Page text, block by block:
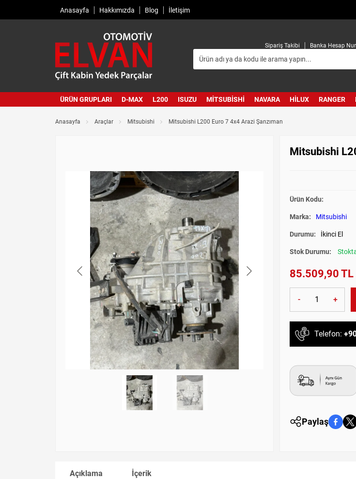
Anasayfa Hakkımızda Blog İletişim
Sipariş Takibi Banka Hesap
ÜRÜN GRUPLARI D-MAX L200 ISUZU MITSUBISHI NAVARA HILUX RANGER
Anasayfa Araçlar Mitsubishi Mitsubishi L200 Euro 7 4x4 Arazi Şanzıman
Mitsubishi
Ürün Kodu:
Marka: Mitsubishi
Durumu: İkinci El
Stok Durumu:
85.509,90 TL
- +
Telefon:
Paylaş
Açıklama İçerik